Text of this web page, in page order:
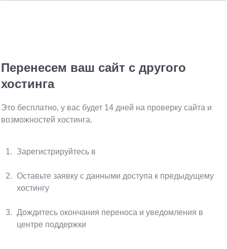
Перенесем ваш сайт с другого
хостинга
Это бесплатно, у вас будет 14 дней на проверку сайта и
возможностей хостинга.
Зарегистрируйтесь в
Оставьте заявку с данными доступа к предыдущему
хостингу
Дождитесь окончания переноса и уведомления в
центре поддержки